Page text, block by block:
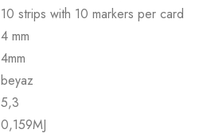
10 strips with 10 markers per card
4 mm
4mm
beyaz
5,3
0,159MJ